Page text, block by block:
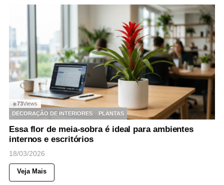
◉73Views
DECORAÇÃO DE INTERIORES
PLANTAS
Essa flor de meia-sobra é ideal para ambientes
internos e escritórios
18/03/2026
Veja Mais